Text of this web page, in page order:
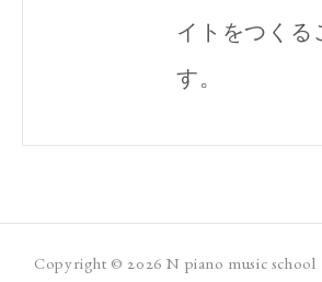
イトをつくる
す。
Copyright © 2026 N piano music